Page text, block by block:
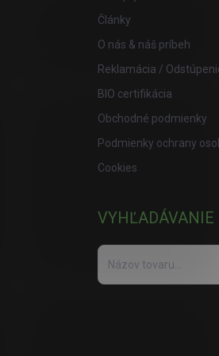
Články
O nás & náš príbeh
Reklamácia /
BIO certifikácia
Obchodné podmienky
Podmienky ochrany
Cookies
VYHĽADÁVANIE